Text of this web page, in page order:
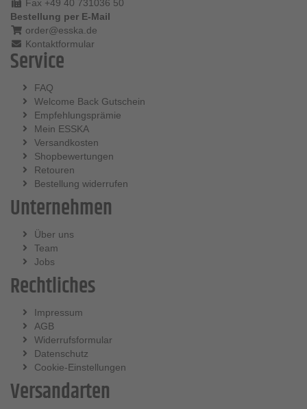
Fax +49 40 731036 50
Bestellung per E-Mail
order@esska.de
Kontaktformular
Service
FAQ
Welcome Back Gutschein
Empfehlungsprämie
Mein ESSKA
Versandkosten
Shopbewertungen
Retouren
Bestellung widerrufen
Unternehmen
Über uns
Team
Jobs
Rechtliches
Impressum
AGB
Widerrufsformular
Datenschutz
Cookie-Einstellungen
Versandarten